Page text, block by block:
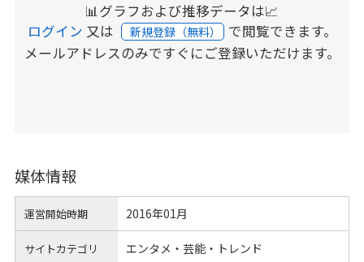
📊グラフおよび推移データは📈
ログイン 又は 新規登録（無料） で閲覧できます。
メールアドレスのみですぐにご登録いただけます。
媒体情報
運営開始時期 2016年01月
サイトカテゴリ エンタメ・芸能・トレンド